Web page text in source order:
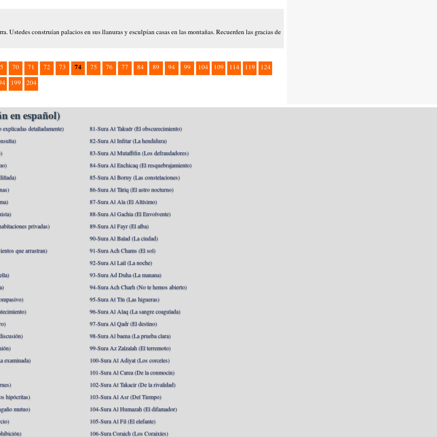
Ustedes construían palacios en sus llanuras y esculpían casas en las montañas. Recuerden las gracias de
70 71 72 73 74 75 76 77 84 89 94 99 104 109 114 119
124
199 204
en español)
detalladamente)
privadas)
que arrastran)
examinada)
hipócritas)
mutuo)
81-Sura At Takuér (El obscurecimiento)
82-Sura Al Infitar (La hendidura)
83-Sura Al Mutaffifin (Los defraudadores)
84-Sura Al Enchicaq (El resquebrajamiento)
85-Sura Al Boruy (Las constelaciones)
86-Sura At Táriq (El astro nocturno)
87-Sura Al Ala (El Altísimo)
88-Sura Al Gachia (El Envolvente)
89-Sura Al Fayr (El alba)
90-Sura Al Balad (La ciudad)
91-Sura Ach Chams (El sol)
92-Sura Al Lail (La noche)
93-Sura Ad Duha (La manana)
94-Sura Ach Charh (No te hemos abierto)
95-Sura At Tín (Las higueras)
96-Sura Al Alaq (La sangre coagulada)
97-Sura Al Qadr (El destino)
98-Sura Al baena (La prueba clara)
99-Sura Az Zalzalah (El terremoto)
100-Sura Al Adiyat (Los corceles)
101-Sura Al Carea (De la conmocin)
102-Sura At Takacir (De la rivalidad)
103-Sura Al Asr (Del Tiempo)
104-Sura Al Humazah (El difamador)
105-Sura Al Fil (El elefante)
106-Sura Coraich (Los Coraixíes)